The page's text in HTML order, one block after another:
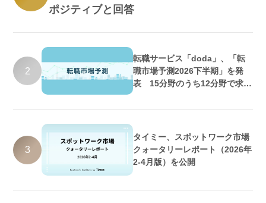
ポジティブと回答
2
転職サービス「doda」、「転
職市場予測2026下半期」を発
表 15分野のうち12分野で求人
3
タイミー、スポットワーク市場
クォータリーレポート（2026年
2-4月版）を公開